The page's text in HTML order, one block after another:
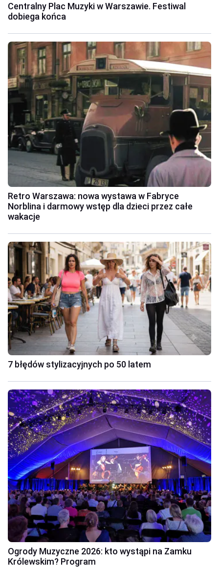
Centralny Plac Muzyki w Warszawie. Festiwal
dobiega końca
Retro Warszawa: nowa wystawa w Fabryce
Norblina i darmowy wstęp dla dzieci przez całe
wakacje
7 błędów stylizacyjnych po 50 latem
Ogrody Muzyczne 2026: kto wystąpi na Zamku
Królewskim? Program